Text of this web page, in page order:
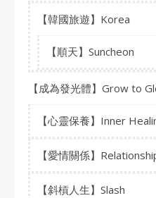
【韓國旅遊】Korea
【順天】Suncheon
【成為發光體】Grow to
【心靈保養】Inner
【愛情關係】
【斜槓人生】Slash